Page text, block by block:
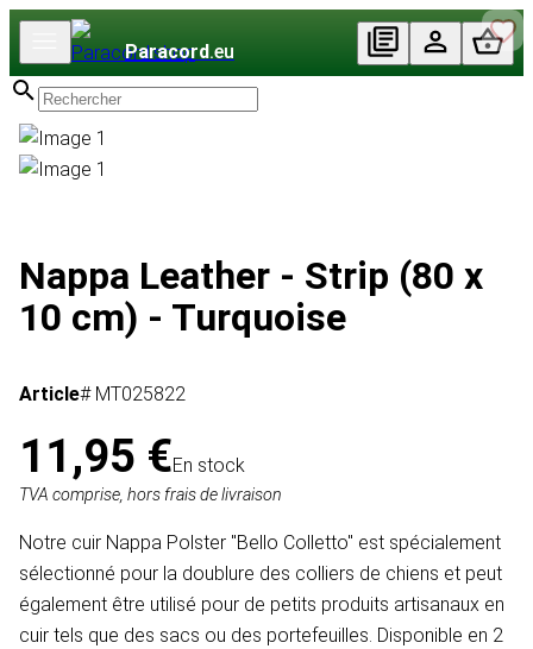
Paracord.eu
Nappa Leather - Strip (80 x
10 cm) - Turquoise
Article# MT025822
11,95 €En stock
TVA comprise, hors frais de livraison
Notre cuir Nappa Polster "Bello Colletto" est spécialement
sélectionné pour la doublure des colliers de chiens et peut
également être utilisé pour de petits produits artisanaux en
cuir tels que des sacs ou des portefeuilles. Disponible en 2